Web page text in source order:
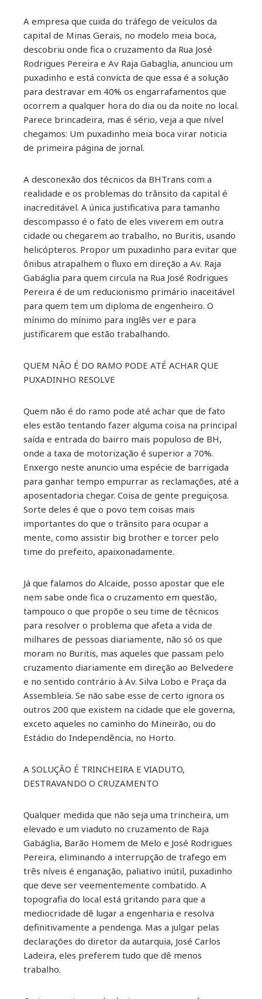
A empresa que cuida do tráfego de veículos da
capital de Minas Gerais, no modelo meia boca,
descobriu onde fica o cruzamento da Rua José
Rodrigues Pereira e Av Raja Gabaglia, anunciou um
puxadinho e está convicta de que essa é a solução
para destravar em 40% os engarrafamentos que
ocorrem a qualquer hora do dia ou da noite no local.
Parece brincadeira, mas é sério, veja a que nível
chegamos: Um puxadinho meia boca virar noticia
de primeira página de jornal.
A desconexão dos técnicos da BHTrans com a
realidade e os problemas do trânsito da capital é
inacreditável. A única justificativa para tamanho
descompasso é o fato de eles viverem em outra
cidade ou chegarem ao trabalho, no Buritis, usando
helicópteros. Propor um puxadinho para evitar que
ônibus atrapalhem o fluxo em direção a Av. Raja
Gabáglia para quem circula na Rua José Rodrigues
Pereira é de um reducionismo primário inaceitável
para quem tem um diploma de engenheiro. O
mínimo do mínimo para inglês ver e para
justificarem que estão trabalhando.
QUEM NÃO É DO RAMO PODE ATÉ ACHAR QUE
PUXADINHO RESOLVE
Quem não é do ramo pode até achar que de fato
eles estão tentando fazer alguma coisa na principal
saída e entrada do bairro mais populoso de BH,
onde a taxa de motorização é superior a 70%.
Enxergo neste anuncio uma espécie de barrigada
para ganhar tempo empurrar as reclamações, até a
aposentadoria chegar. Coisa de gente preguiçosa.
Sorte deles é que o povo tem coisas mais
importantes do que o trânsito para ocupar a
mente, como assistir big brother e torcer pelo
time do prefeito, apaixonadamente.
Já que falamos do Alcaide, posso apostar que ele
nem sabe onde fica o cruzamento em questão,
tampouco o que propõe o seu time de técnicos
para resolver o problema que afeta a vida de
milhares de pessoas diariamente, não só os que
moram no Buritis, mas aqueles que passam pelo
cruzamento diariamente em direção ao Belvedere
e no sentido contrário à Av. Silva Lobo e Praça da
Assembleia. Se não sabe esse de certo ignora os
outros 200 que existem na cidade que ele governa,
exceto aqueles no caminho do Mineirão, ou do
Estádio do Independência, no Horto.
A SOLUÇÃO É TRINCHEIRA E VIADUTO,
DESTRAVANDO O CRUZAMENTO
Qualquer medida que não seja uma trincheira, um
elevado e um viaduto no cruzamento de Raja
Gabáglia, Barão Homem de Melo e José Rodrigues
Pereira, eliminando a interrupção de trafego em
três níveis é enganação, paliativo inútil, puxadinho
que deve ser veementemente combatido. A
topografia do local está gritando para que a
mediocridade dê lugar a engenharia e resolva
definitivamente a pendenga. Mas a julgar pelas
declarações do diretor da autarquia, José Carlos
Ladeira, eles preferem tudo que dê menos
trabalho.